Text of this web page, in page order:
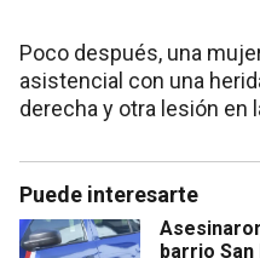
Poco después, una
asistencial con una
derecha y otra lesión en
Puede interesarte
barrio